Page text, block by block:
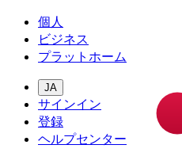
個人
ビジネス
プラットホーム
JA
サインイン
登録
ヘルプセンター